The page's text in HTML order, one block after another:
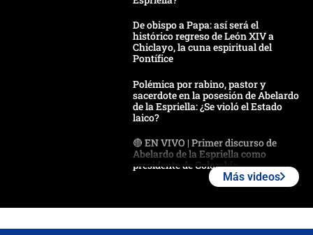
De obispo a Papa: así será el
histórico regreso de León XIV a
Chiclayo, la cuna espiritual del
Pontífice
Polémica por rabino, pastor y
sacerdote en la posesión de Abelardo
de la Espriella: ¿Se violó el Estado
laico?
🔴 EN VIVO | Primer discurso de
Abelardo de la Espriella como
presidente de Colombia
Más videos